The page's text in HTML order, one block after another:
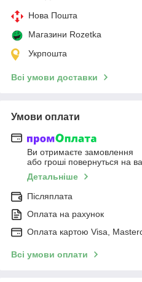
Нова Пошта
Магазини Rozetka
Укрпошта
Всі умови доставки
Умови оплати
Ви отримаєте замовлення
або гроші повернуться на
Детальніше
Післяплата
Оплата на рахунок
Оплата картою Visa,
Всі умови оплати